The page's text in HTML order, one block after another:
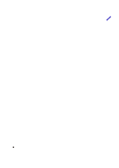
raz podjętych
badania
sukcesu
wzrost kwoty
spodziewać.
skłonni
jednocześnie